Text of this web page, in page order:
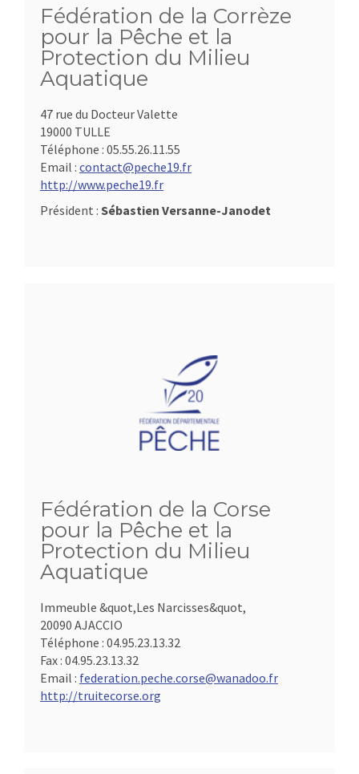
Fédération de la Corrèze
pour la Pêche et la
Protection du Milieu
Aquatique
47 rue du Docteur Valette
19000 TULLE
Téléphone : 05.55.26.11.55
Email : contact@peche19.fr
http://www.peche19.fr
Président : Sébastien Versanne-Janodet
Fédération de la Corse
pour la Pêche et la
Protection du Milieu
Aquatique
Immeuble &quot,Les Narcisses&quot,
20090 AJACCIO
Téléphone : 04.95.23.13.32
Fax : 04.95.23.13.32
Email : federation.peche.corse@wanadoo.fr
http://truitecorse.org